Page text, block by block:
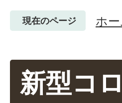
現在のページ ホー
新型コ